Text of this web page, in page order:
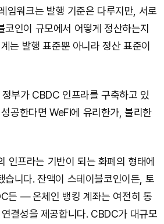
임워크는 발행 기준은 다루지만, 서로
코인이 규모에서 어떻게 정산하는지
는 발행 표준뿐 아니라 정산 표준이
부가 CBDC 인프라를 구축하고 있
공한다면 WeFi에 유리한가, 불리한
인프라는 기반이 되는 화폐의 형태에
습니다. 잔액이 스테이블코인이든, 토
든 — 온체인 뱅킹 계좌는 여전히 통
결성을 제공합니다. CBDC가 대규모